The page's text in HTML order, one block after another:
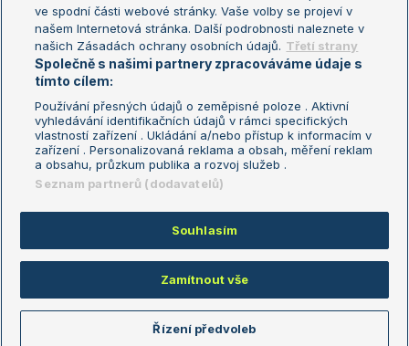
Fotbalové přestupy
Livesport Daily
LS Prague Open
Podmínky užití
Nastavení soukromí
GDPR a žurnalistika
Reklama
Kontakt
Informace o zpracování osobních
údajů
Copyright © 2008-2026 TenisPortal.cz. Využíváme zpravodajství ČTK.
ve spodní části webové stránky. Vaše volby se projeví v
našem Internetová stránka. Další podrobnosti naleznete v
našich Zásadách ochrany osobních údajů. Třetí strany
Společně s našimi partnery zpracováváme údaje s
tímto cílem:
Používání přesných údajů o zeměpisné poloze . Aktivní
vyhledávání identifikačních údajů v rámci specifických
vlastností zařízení . Ukládání a/nebo přístup k informacím v
zařízení . Personalizovaná reklama a obsah, měření reklam
a obsahu, průzkum publika a rozvoj služeb .
Seznam partnerů (dodavatelů)
Souhlasím
Zamítnout vše
Řízení předvoleb